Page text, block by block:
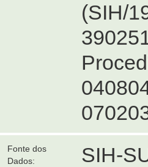
(SIH/
Fonte dos
Dados:
SIH-